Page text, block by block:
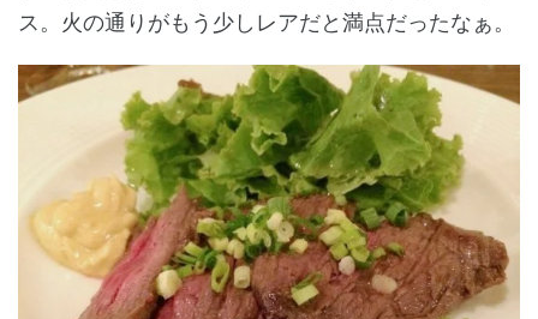
ス。火の通りがもう少しレアだと満点だったなぁ。